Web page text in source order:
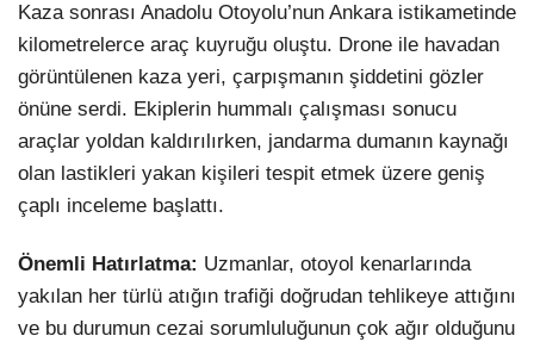
Kaza sonrası Anadolu Otoyolu’nun Ankara istikametinde
kilometrelerce araç kuyruğu oluştu. Drone ile havadan
görüntülenen kaza yeri, çarpışmanın şiddetini gözler
önüne serdi. Ekiplerin hummalı çalışması sonucu
araçlar yoldan kaldırılırken, jandarma dumanın kaynağı
olan lastikleri yakan kişileri tespit etmek üzere geniş
çaplı inceleme başlattı.
Önemli Hatırlatma: Uzmanlar, otoyol kenarlarında
yakılan her türlü atığın trafiği doğrudan tehlikeye attığını
ve bu durumun cezai sorumluluğunun çok ağır olduğunu